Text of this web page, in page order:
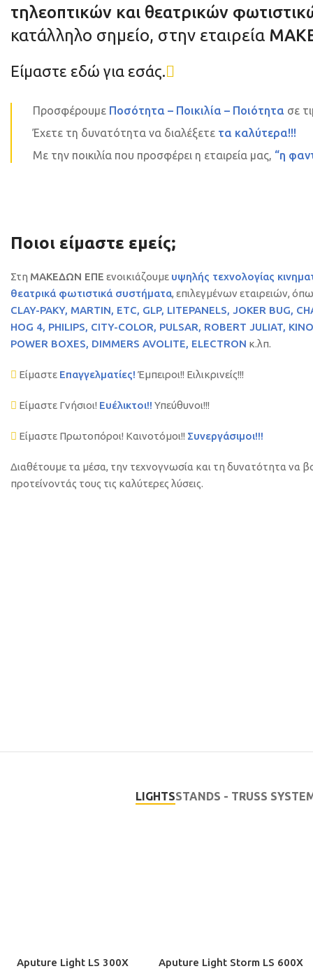
τηλεοπτικών και θεατρικών
κατάλληλο σημείο, στην εταιρεία
Είμαστε εδώ για εσάς.
Προσφέρουμε Ποσότητα – Ποικιλία – Ποιότητα σε
Έχετε τη δυνατότητα να διαλέξετε τα καλύτερα!!!
Με την ποικιλία που προσφέρει η εταιρεία μας, “η
Ποιοι είμαστε εμείς;
Στη ΜΑΚΕΔΩΝ ΕΠΕ ενοικιάζουμε υψηλής τεχνολογίας
θεατρικά φωτιστικά συστήματα, επιλεγμένων εταιρειών,
CLAY-PAKY, MARTIN, ETC, GLP, LITEPANELS, JOKER BUG,
HOG 4, PHILIPS, CITY-COLOR, PULSAR, ROBERT JULIAT,
POWER BOXES, DIMMERS AVOLITE, ELECTRON κ.λπ.
Είμαστε Επαγγελματίες! Έμπειροι!! Ειλικρινείς!!!
Είμαστε Γνήσιοι! Ευέλικτοι!! Υπεύθυνοι!!!
Είμαστε Πρωτοπόροι! Καινοτόμοι!! Συνεργάσιμοι!!!
Διαθέτουμε τα μέσα, την τεχνογνωσία και τη δυνατότητα να
προτείνοντάς τους τις καλύτερες λύσεις.
LIGHTSSTANDS - TRUSS
Aputure Light LS 300X Aputure Light Storm LS 600X